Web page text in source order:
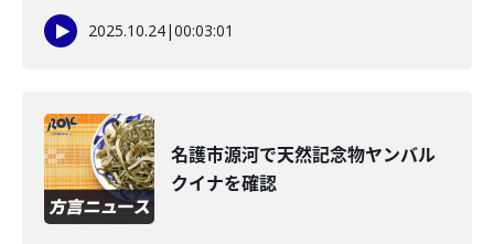
2025.10.24|00:03:01
名護市源河で天然記念物ヤンバル
クイナを確認